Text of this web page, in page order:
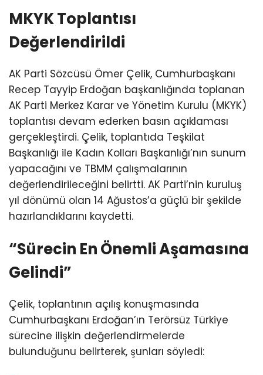
MKYK Toplantısı
Değerlendirildi
AK Parti Sözcüsü Ömer Çelik, Cumhurbaşkanı
Recep Tayyip Erdoğan başkanlığında toplanan
AK Parti Merkez Karar ve Yönetim Kurulu (MKYK)
toplantısı devam ederken basın açıklaması
gerçekleştirdi. Çelik, toplantıda Teşkilat
Başkanlığı ile Kadın Kolları Başkanlığı’nın sunum
yapacağını ve TBMM çalışmalarının
değerlendirileceğini belirtti. AK Parti’nin kuruluş
yıl dönümü olan 14 Ağustos’a güçlü bir şekilde
hazırlandıklarını kaydetti.
“Sürecin En Önemli Aşamasına
Gelindi”
Çelik, toplantının açılış konuşmasında
Cumhurbaşkanı Erdoğan’ın Terörsüz Türkiye
sürecine ilişkin değerlendirmelerde
bulunduğunu belirterek, şunları söyledi: